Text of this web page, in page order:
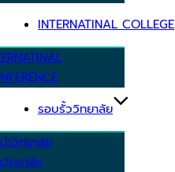
INTERNATINAL COLLEGE
รอบรั้ววิทยาลัย
ำวิทยาลัย
ทยาลัย